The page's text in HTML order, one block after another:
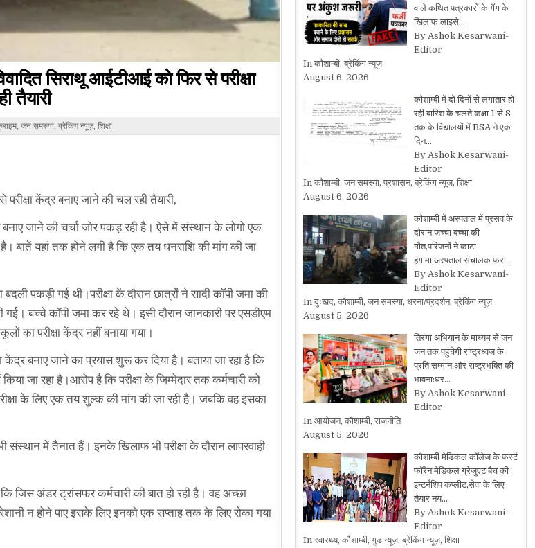
सिराथू आईटीआई को फिर से परीक्षा
तैयारी
, जन समस्या, ब्रेकिंग न्यूज़, शिक्षा
केंद्र बनाए जाने की चल रही तैयारी,
जाने की चर्चा जोर पकड़ रही है। ऐसे में संस्थान के लोगो एक
बातें यहां तक होने लगी है कि एक तय धनराशि की मांग की जा
पकड़ी गई थी।परीक्षा कें दौरान छात्रों ने सादी कॉपी जमा की
बच्चे कॉपी जमा कर रहे थे। इसी दौरान जानकारी पर एसडीएम
का परीक्षा केंद्र नहीं बनाया गया।
बनाए जाने का प्रयास शुरू कर दिया है। बताया जा रहा है कि
जा रहा है।आरोप है कि परीक्षा के जिम्मेदार तक कर्मचारी को
के लिए एक तय शुल्क की मांग की जा रही है। जबकि वह इसका
में तैनात हैं। इनके खिलाफ भी परीक्षा के दौरान लापरवाही
जिस अंडर ट्रांसफर कर्मचारी की बात हो रही है। वह अच्छा
न होने पाए इसके लिए इनको एक सप्ताह तक के लिए रोका गया
वाले कथित पत्रकारों के गैंग के
खिलाफ लाइसे…
By Ashok Kesarwani-
Editor
In कौशाम्बी, ब्रेकिंग न्यूज़
August 6, 2026
कौशाम्बी में दो दिनों से लगातार हो
रही बारिश के चलते कक्षा 1 से 8
तक के विद्यालयों में BSA ने एक
दिन…
By Ashok Kesarwani-
Editor
In कौशाम्बी, जन समस्या, प्रशासन, ब्रेकिंग न्यूज़, शिक्षा
August 6, 2026
कौशाम्बी में अस्पताल में प्रसव के
दौरान जच्चा बच्चा की
मौत,परिजनों ने काटा
हंगामा,अस्पताल संचालक फरा…
By Ashok Kesarwani-
Editor
In दुःखद, कौशाम्बी, जन समस्या, धरना/प्रदर्शन, ब्रेकिंग न्यूज़
August 5, 2026
तिरंगा अभियान के माध्यम से जन
जन तक पहुंचेगी राष्ट्रध्वज के
प्रति सम्मान और राष्ट्रभक्ति की
भावना:धर…
By Ashok Kesarwani-
Editor
In आयोजन, कौशाम्बी, राजनीति
August 5, 2026
कौशाम्बी मेडिकल कॉलेज के फर्स्ट
फॉरेन मेडिकल ग्रेजुएट बैच की
इन्टर्नशिप कंप्लीट,सेवा के लिए
तैयार नय…
By Ashok Kesarwani-
Editor
In स्वास्थ्य, कौशाम्बी, गुड न्यूज़, ब्रेकिंग न्यूज़, शिक्षा